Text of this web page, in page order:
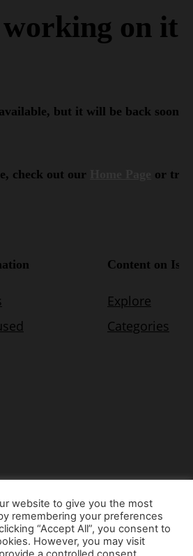
2015 - www.airnews.gr
website to give you the most
remembering your preferences
“Accept All”, you consent to
However, you may visit